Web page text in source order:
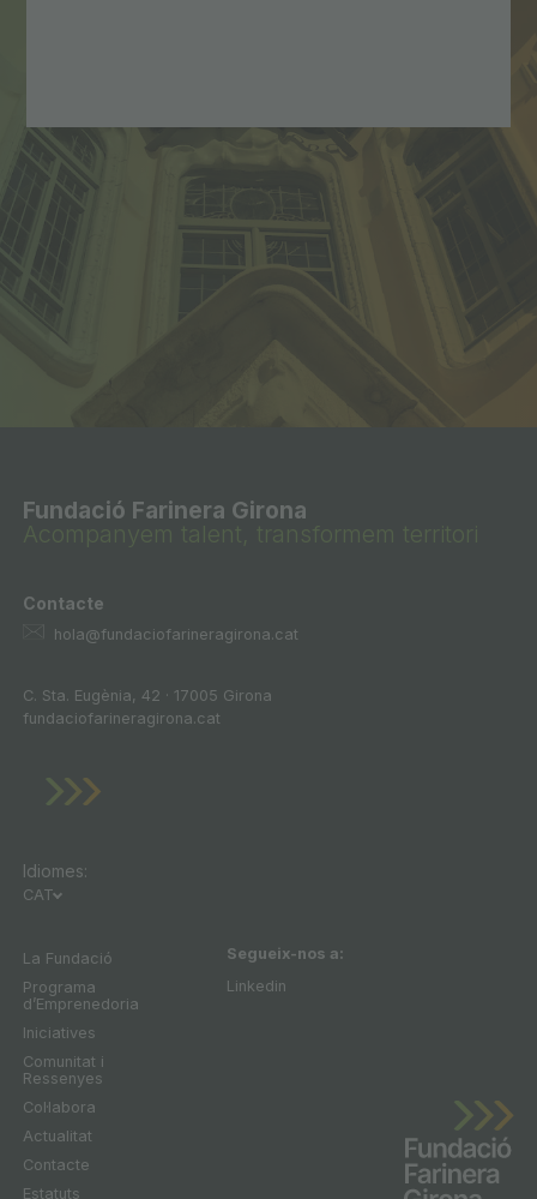
Fundació Farinera Girona
Acompanyem talent, transformem territori
Contacte
hola@fundaciofarineragirona.cat
C. Sta. Eugènia, 42 · 17005 Girona
fundaciofarineragirona.cat
Idiomes:
CAT
La Fundació
Programa
dʼEmprenedoria
Iniciatives
Comunitat i
Ressenyes
Col·labora
Actualitat
Contacte
Estatuts
Segueix-nos a:
Linkedin